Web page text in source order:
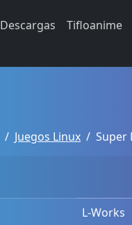
Descargas Tifloanime
Juegos Linux Super
L-Works